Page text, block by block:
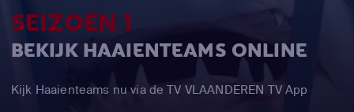
SEIZOEN 1
BEKIJK HAAIENTEAMS ONLINE
Kijk Haaienteams nu via de TV VLAANDEREN TV App